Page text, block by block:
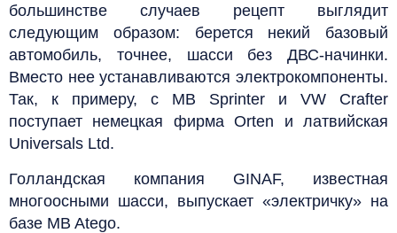
большинстве случаев рецепт выглядит
следующим образом: берется некий базовый
автомобиль, точнее, шасси без ДВС-начинки.
Вместо нее устанавливаются электрокомпоненты.
Так, к примеру, с MB Sprinter и VW Crafter
поступает немецкая фирма Orten и латвийская
Universals Ltd.
Голландская компания GINAF, известная
многоосными шасси, выпускает «электричку» на
базе MB Atego.